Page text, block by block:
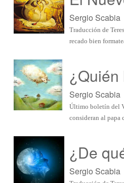
Sergio Scabia
Traducción de
recado bien
¿Quién
Sergio Scabia
Último boletín del
consideran al papa
¿De
Sergio Scabia